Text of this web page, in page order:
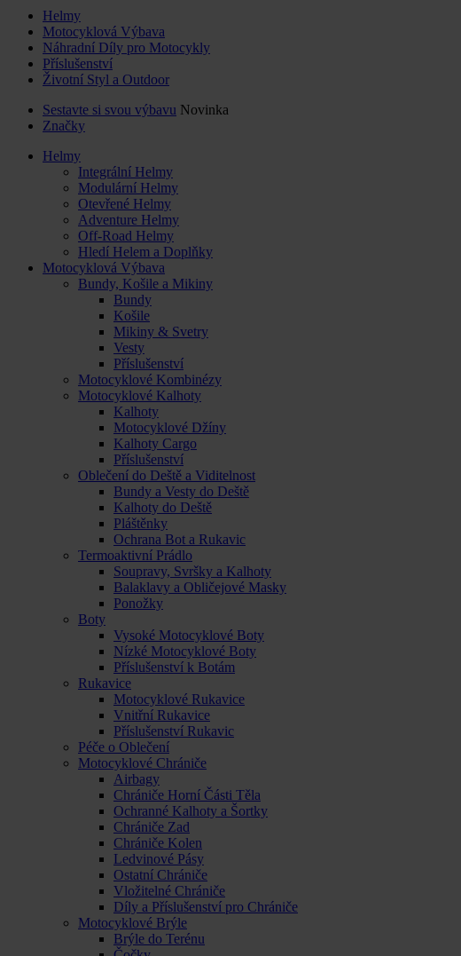
Helmy
Motocyklová Výbava
Náhradní Díly pro Motocykly
Příslušenství
Životní Styl a Outdoor
Sestavte si svou výbavu Novinka
Značky
Helmy
Integrální Helmy
Modulární Helmy
Otevřené Helmy
Adventure Helmy
Off-Road Helmy
Hledí Helem a Doplňky
Motocyklová Výbava
Bundy, Košile a Mikiny
Bundy
Košile
Mikiny & Svetry
Vesty
Příslušenství
Motocyklové Kombinézy
Motocyklové Kalhoty
Kalhoty
Motocyklové Džíny
Kalhoty Cargo
Příslušenství
Oblečení do Deště a Viditelnost
Bundy a Vesty do Deště
Kalhoty do Deště
Pláštěnky
Ochrana Bot a Rukavic
Termoaktivní Prádlo
Soupravy, Svršky a Kalhoty
Balaklavy a Obličejové Masky
Ponožky
Boty
Vysoké Motocyklové Boty
Nízké Motocyklové Boty
Příslušenství k Botám
Rukavice
Motocyklové Rukavice
Vnitřní Rukavice
Příslušenství Rukavic
Péče o Oblečení
Motocyklové Chrániče
Airbagy
Chrániče Horní Části Těla
Ochranné Kalhoty a Šortky
Chrániče Zad
Chrániče Kolen
Ledvinové Pásy
Ostatní Chrániče
Vložitelné Chrániče
Díly a Příslušenství pro Chrániče
Motocyklové Brýle
Brýle do Terénu